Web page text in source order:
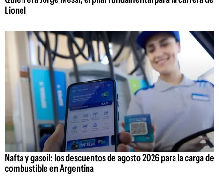
Lionel
Nafta y gasoil: los descuentos de agosto 2026 para la carga de
combustible en Argentina